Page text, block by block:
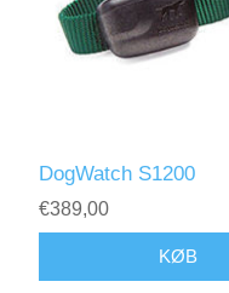
DogWatch S1200
€389,00